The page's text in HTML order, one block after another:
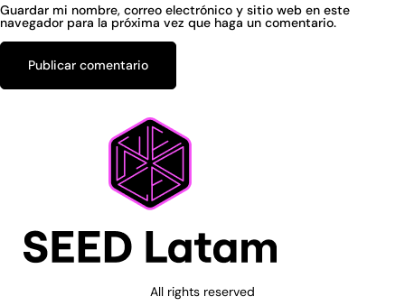
Guardar mi nombre, correo electrónico y sitio web en este
navegador para la próxima vez que haga un comentario.
All rights reserved